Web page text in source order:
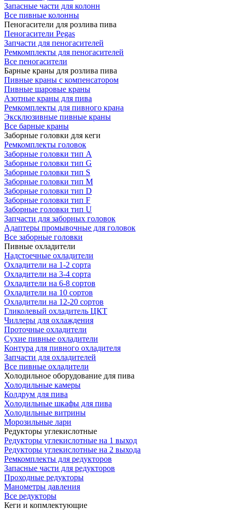
Запасные части для колонн
Все пивные колонны
Пеногасители для розлива пива
Пеногасители Pegas
Запчасти для пеногасителей
Ремкомплекты для пеногасителей
Все пеногасители
Барные краны для розлива пива
Пивные краны с компенсатором
Пивные шаровые краны
Азотные краны для пива
Ремкомплекты для пивного крана
Эксклюзивные пивные краны
Все барные краны
Заборные головки для кеги
Ремкомплекты головок
Заборные головки тип А
Заборные головки тип G
Заборные головки тип S
Заборные головки тип M
Заборные головки тип D
Заборные головки тип F
Заборные головки тип U
Запчасти для заборных головок
Адаптеры промывочные для головок
Все заборные головки
Пивные охладители
Надстоечные охладители
Охладители на 1-2 сорта
Охладители на 3-4 сорта
Охладители на 6-8 сортов
Охладители на 10 сортов
Охладители на 12-20 сортов
Гликолевый охладитель ЦКТ
Чиллеры для охлаждения
Проточные охладители
Сухие пивные охладители
Контура для пивного охладителя
Запчасти для охладителей
Все пивные охладители
Холодильное оборудование для пива
Холодильные камеры
Колдрум для пива
Холодильные шкафы для пива
Холодильные витрины
Морозильные лари
Редукторы углекислотные
Редукторы углекислотные на 1 выход
Редукторы углекислотные на 2 выхода
Ремкомплекты для редукторов
Запасные части для редукторов
Проходные редукторы
Манометры давления
Все редукторы
Кеги и копмлектующие